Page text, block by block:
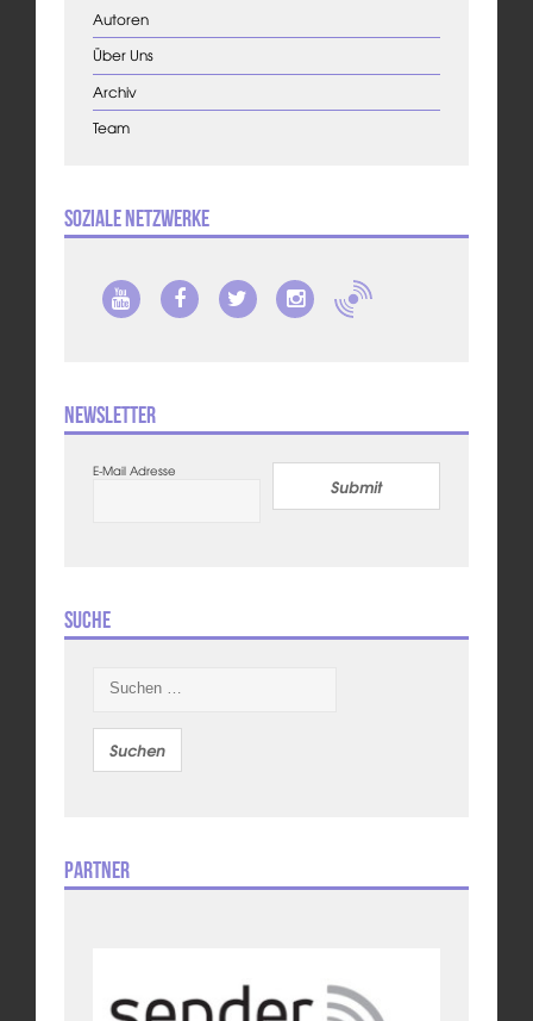
Autoren
Über Uns
Archiv
Team
Soziale Netzwerke
Newsletter
E-Mail Adresse
Submit
Suche
nach:
Partner